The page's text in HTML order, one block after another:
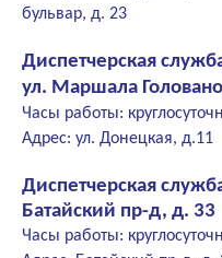
бульвар, д. 23
Диспетчерская
ул. Маршала
Часы работы:
Адрес: ул. Донецкая, д.11
Диспетчерская
Батайский пр-д, д. 33
Часы работы: